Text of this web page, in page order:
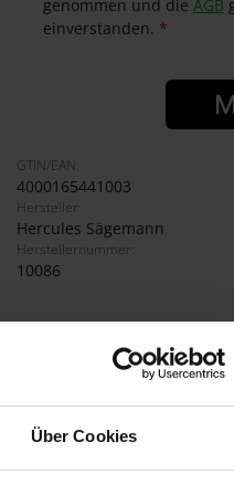
Über Cookies
genommen und die AGB
einverstanden. *
GTIN/EAN:
4000165441003
Hersteller:
Hercules Sägemann
Herstellernummer:
10086